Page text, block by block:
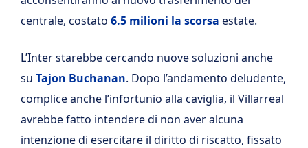
centrale, costato 6.5 milioni la scorsa estate.
L’Inter starebbe cercando nuove soluzioni anche
su Tajon Buchanan. Dopo l’andamento deludente,
complice anche l’infortunio alla caviglia, il Villarreal
avrebbe fatto intendere di non aver alcuna
intenzione di esercitare il diritto di riscatto, fissato